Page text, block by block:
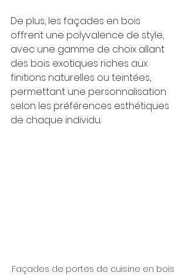
De plus, les façades en bois
offrent une polyvalence de style,
avec une gamme de choix allant
des bois exotiques riches aux
finitions naturelles ou teintées,
permettant une personnalisation
selon les préférences esthétiques
de chaque individu.
Façades de portes de cuisine en bois